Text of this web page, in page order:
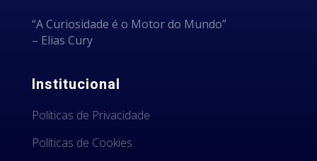
“A Curiosidade é o Motor do Mundo”
– Elias Cury
Institucional
Politicas de Privacidade
Políticas de Cookies